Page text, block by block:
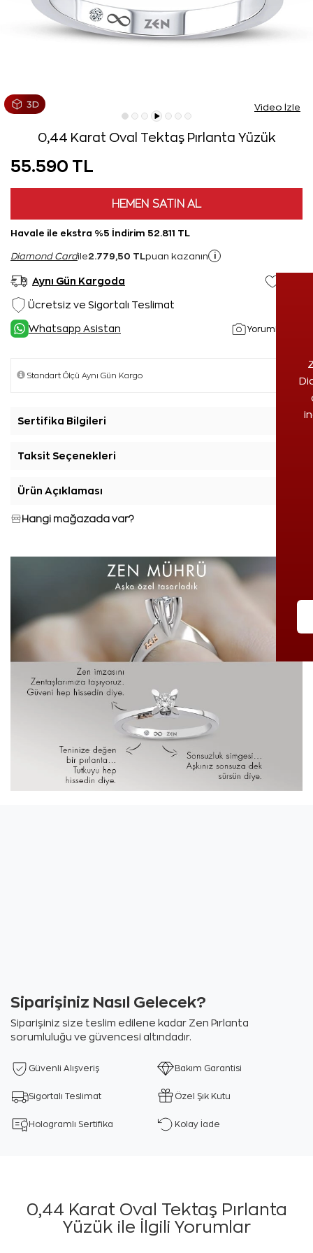
Video İzle
0,44 Karat Oval Tektaş Pırlanta Yüzük
55.590 TL
HEMEN SATIN AL
Havale ile ekstra %5 İndirim 52.811 TL
Diamond Cardile2.779,50 TL puan kazanın i
Aynı Gün Kargoda
Ücretsiz ve Sigortalı Teslimat
Whatsapp Asistan Yorumlar(1)
Sertifika Bilgileri
Taksit Seçenekleri
Ürün Açıklaması
Hangi mağazada var?
Siparişiniz Nasıl Gelecek?
Siparişiniz size teslim edilene kadar Zen Pırlanta
sorumluluğu ve güvencesi altındadır.
Güvenli Alışveriş Bakım Garantisi
Sigortalı Teslimat Özel Şık Kutu
Hologramlı Sertifika Kolay İade
0,44 Karat Oval Tektaş Pırlanta
Yüzük ile İlgili Yorumlar